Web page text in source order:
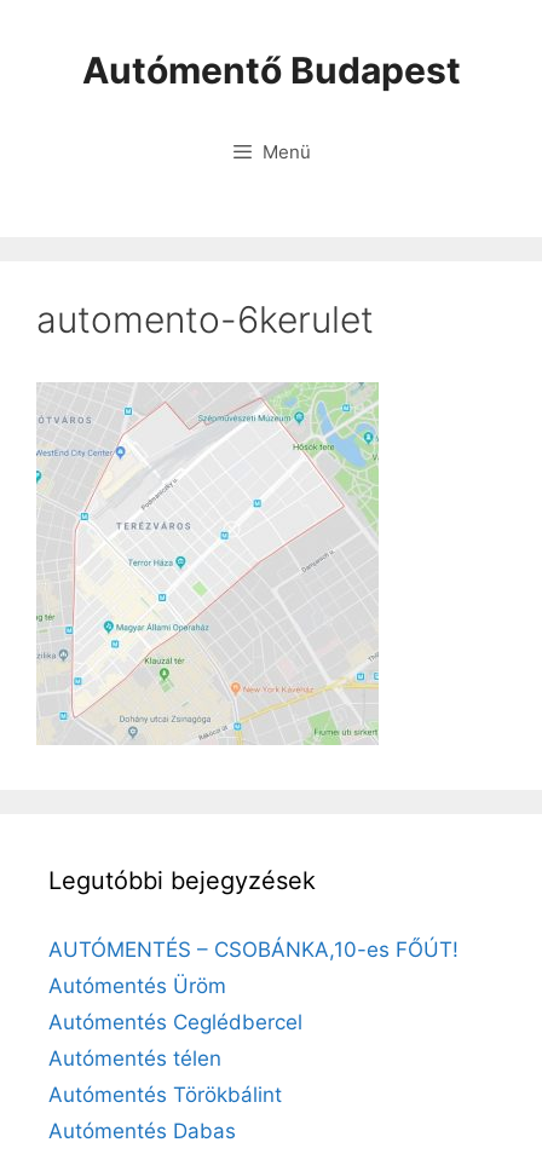
Autómentő Budapest
Menü
automento-6kerulet
Legutóbbi bejegyzések
AUTÓMENTÉS – CSOBÁNKA,10-es FŐÚT!
Autómentés Üröm
Autómentés Ceglédbercel
Autómentés télen
Autómentés Törökbálint
Autómentés Dabas